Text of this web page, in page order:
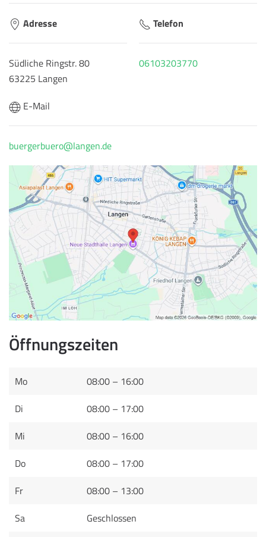
Adresse
Südliche Ringstr. 80
63225 Langen
Telefon
06103203770
E-Mail
buergerbuero@langen.de
Öffnungszeiten
Mo
08:00 – 16:00
Di
08:00 – 17:00
Mi
08:00 – 16:00
Do
08:00 – 17:00
Fr
08:00 – 13:00
Sa
Geschlossen